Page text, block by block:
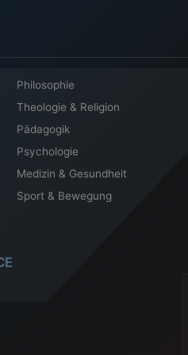
Philosophie
Theologie & Religion
Pädagogik
Psychologie
Medizin & Gesundheit
Sport & Bewegung